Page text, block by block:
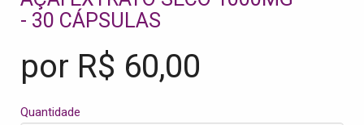
- 30 CÁPSULAS
por R$ 60,00
Quantidade